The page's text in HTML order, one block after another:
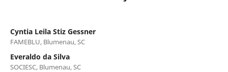
Cyntia Leila Stiz Gessner
FAMEBLU, Blumenau, SC
Everaldo da Silva
SOCIESC, Blumenau, SC